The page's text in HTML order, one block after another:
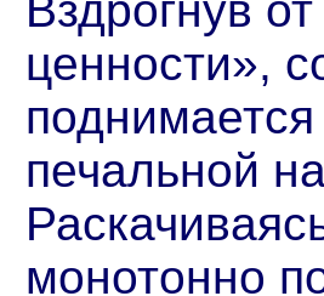
ценности»,
печальной
монотонно